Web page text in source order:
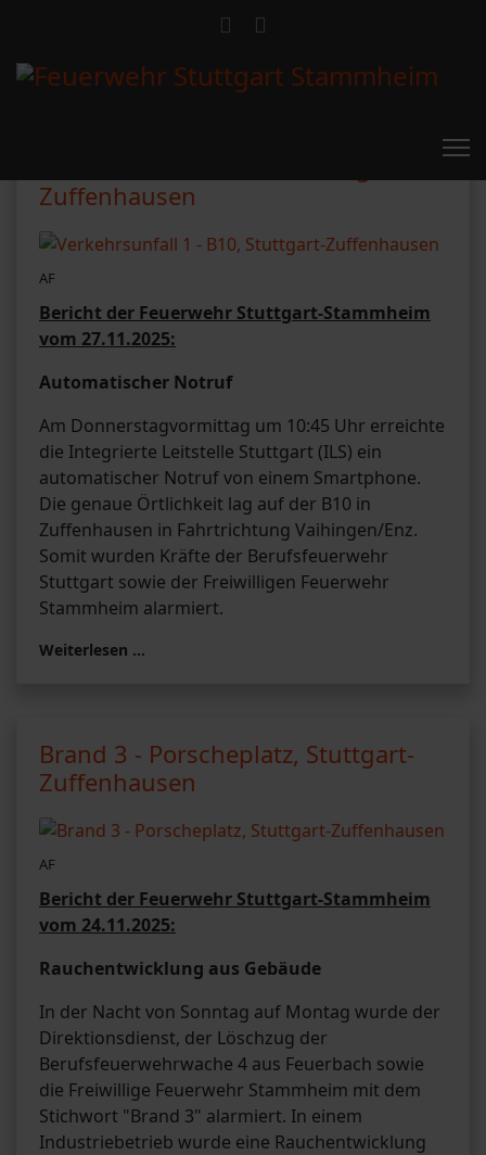
Zuffenhausen
AF
Bericht der Feuerwehr Stuttgart-Stammheim
vom 27.11.2025:
Automatischer Notruf
Am Donnerstagvormittag um 10:45 Uhr erreichte
die Integrierte Leitstelle Stuttgart (ILS) ein
automatischer Notruf von einem Smartphone.
Die genaue Örtlichkeit lag auf der B10 in
Zuffenhausen in Fahrtrichtung Vaihingen/Enz.
Somit wurden Kräfte der Berufsfeuerwehr
Stuttgart sowie der Freiwilligen Feuerwehr
Stammheim alarmiert.
Weiterlesen …
Brand 3 - Porscheplatz, Stuttgart-
Zuffenhausen
AF
Bericht der Feuerwehr Stuttgart-Stammheim
vom 24.11.2025:
Rauchentwicklung aus Gebäude
In der Nacht von Sonntag auf Montag wurde der
Direktionsdienst, der Löschzug der
Berufsfeuerwehrwache 4 aus Feuerbach sowie
die Freiwillige Feuerwehr Stammheim mit dem
Stichwort "Brand 3" alarmiert. In einem
Industriebetrieb wurde eine Rauchentwicklung